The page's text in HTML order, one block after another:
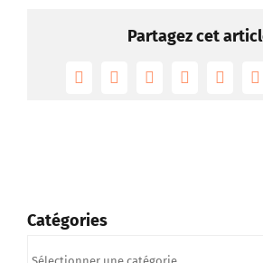
Partagez cet
FacebookTwitterRedditLinkedInTumblr
Catégories